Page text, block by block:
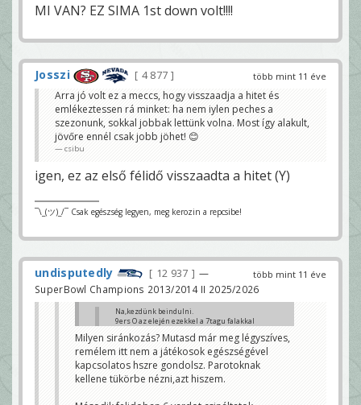
MI VAN? EZ SIMA 1st down volt!!!!
több mint 11 éve
Josszi
4 877
Arra jó volt ez a meccs, hogy visszaadja a hitet és
emlékeztessen rá minket: ha nem iylen peches a
szezonunk, sokkal jobbak lettünk volna. Most így alakult,
jövőre ennél csak jobb jöhet! 😊
csibu
igen, ez az első félidő visszaadta a hitet (Y)
¯\_(ツ)_/¯ Csak egészség legyen, meg kerozin a repcsibe!
több mint 11 éve
undisputedly 12 937
—
SuperBowl Champions 2013/2014 II 2025/2026
Na,kezdünk beindulni.
9ers O az elején ezekkel a 7tagu falakkal
first downjuk se volt.
undisputedly
megnőtt az arc látom a kezdeti siránkozás után....
Josszi
Milyen siránkozás? Mutasd már meg légyszíves,
remélem itt nem a játékosok egészségével
kapcsolatos hszre gondolsz. Parotoknak
kellene tükörbe nézni,azt hiszem.